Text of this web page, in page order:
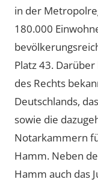
in der
180.000
Platz 43.
des Rechts
Deutschlands,
sowie die
Notarkammern
Hamm. Neben
Hamm auch das